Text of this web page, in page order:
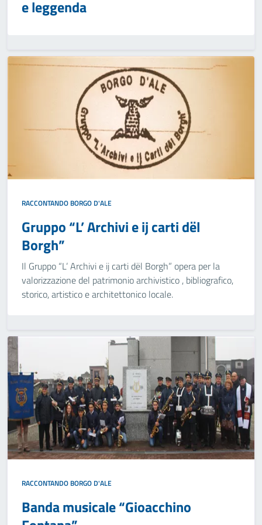
e leggenda
RACCONTANDO BORGO D'ALE
Gruppo “L’ Archivi e ij carti dël
Borgh”
Il Gruppo “L’ Archivi e ij carti dël Borgh” opera per la
valorizzazione del patrimonio archivistico , bibliografico,
storico, artistico e architettonico locale.
RACCONTANDO BORGO D'ALE
Banda musicale “Gioacchino